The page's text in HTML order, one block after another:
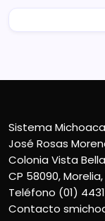
Sistema
José Rosas
Colonia Vista Bella
CP 58090,
Teléfono (01)
Contacto